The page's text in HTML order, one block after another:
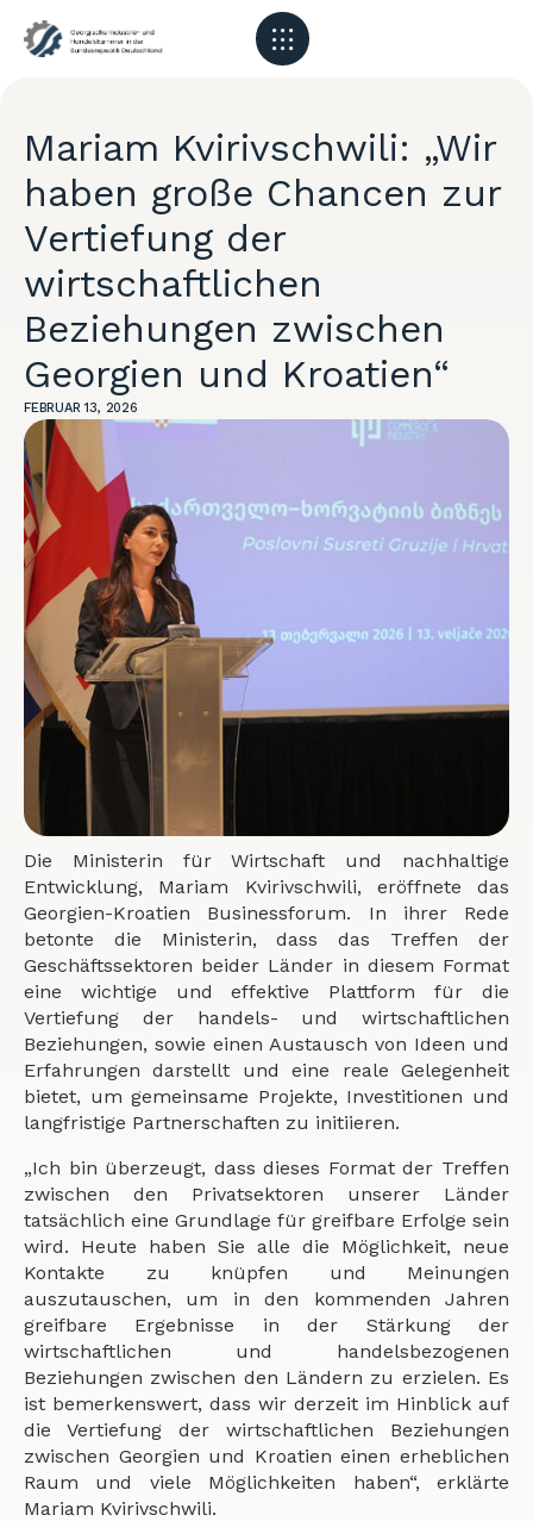
Mariam Kvirivschwili: „Wir
haben große Chancen zur
Vertiefung der
wirtschaftlichen
Beziehungen zwischen
Georgien und Kroatien“
FEBRUAR 13, 2026
Die Ministerin für Wirtschaft und nachhaltige
Entwicklung, Mariam Kvirivschwili, eröffnete das
Georgien-Kroatien Businessforum. In ihrer Rede
betonte die Ministerin, dass das Treffen der
Geschäftssektoren beider Länder in diesem Format
eine wichtige und effektive Plattform für die
Vertiefung der handels- und wirtschaftlichen
Beziehungen, sowie einen Austausch von Ideen und
Erfahrungen darstellt und eine reale Gelegenheit
bietet, um gemeinsame Projekte, Investitionen und
langfristige Partnerschaften zu initiieren.
„Ich bin überzeugt, dass dieses Format der Treffen
zwischen den Privatsektoren unserer Länder
tatsächlich eine Grundlage für greifbare Erfolge sein
wird. Heute haben Sie alle die Möglichkeit, neue
Kontakte zu knüpfen und Meinungen
auszutauschen, um in den kommenden Jahren
greifbare Ergebnisse in der Stärkung der
wirtschaftlichen und handelsbezogenen
Beziehungen zwischen den Ländern zu erzielen. Es
ist bemerkenswert, dass wir derzeit im Hinblick auf
die Vertiefung der wirtschaftlichen Beziehungen
zwischen Georgien und Kroatien einen erheblichen
Raum und viele Möglichkeiten haben“, erklärte
Mariam Kvirivschwili.